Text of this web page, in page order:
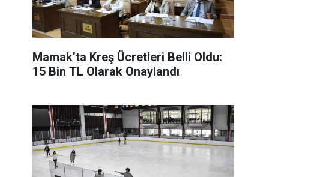
Mamak’ta Kreş Ücretleri Belli Oldu:
15 Bin TL Olarak Onaylandı